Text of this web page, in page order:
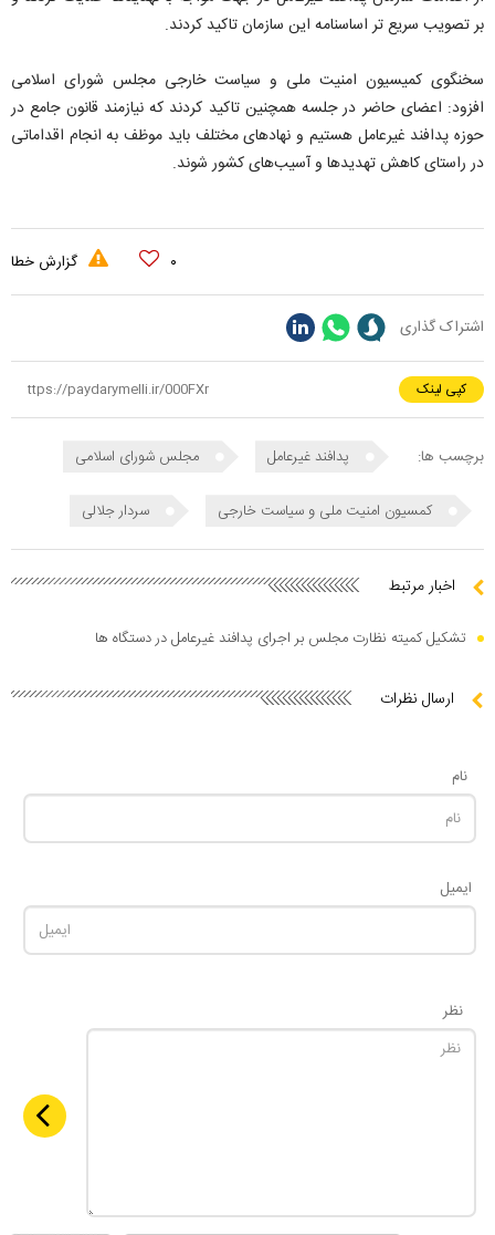
بر تصویب سریع تر اساسنامه این سازمان تاکید کردند.
سخنگوی کمیسیون امنیت ملی و سیاست خارجی مجلس شورای اسلامی
افزود: اعضای حاضر در جلسه همچنین تاکید کردند که نیازمند قانون جامع در
حوزه پدافند غیرعامل هستیم و نهادهای مختلف باید موظف به انجام اقداماتی
در راستای کاهش تهدیدها و آسیب‌های کشور شوند.
۰ گزارش خطا
اشتراک گذاری
کپی لینک
برچسب ها: پدافند غیرعامل مجلس شورای اسلامی
کمسیون امنیت ملی و سیاست خارجی سردار جلالی
اخبار مرتبط
تشکیل کمیته نظارت مجلس بر اجرای پدافند غیرعامل در دستگاه ها
ارسال نظرات
نام
ایمیل
نظر